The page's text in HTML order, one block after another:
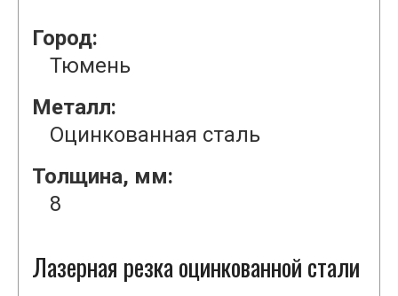
Город:
Тюмень
Металл:
Оцинкованная сталь
Толщина, мм:
8
Лазерная резка оцинкованной стали